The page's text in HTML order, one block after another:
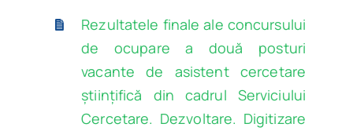
Rezultatele finale ale concursului
de ocupare a două posturi
vacante de asistent cercetare
științifică din cadrul Serviciului
Cercetare. Dezvoltare. Digitizare